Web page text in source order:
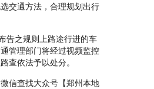
交通方法，合理规划出行
之规则上路途行进的车
管理部门将经过视频监控
查依法予以处分。
查找大众号【郑州本地